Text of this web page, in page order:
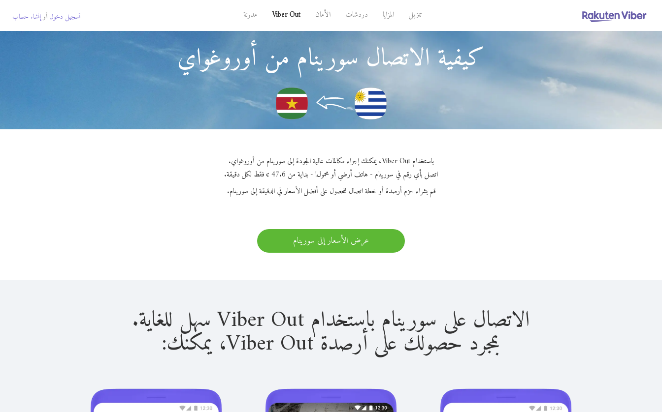
تنزيل المزايا دردشات الأمان Viber Out مدونة تسجيل دخول أوإنشاء حساب
كيفية الاتصال سورينام من أوروغواي
باستخدام Viber Out، يمكنك إجراء مكالمات عالية الجودة إلى سورينام من أوروغواي.
اتصل بأي رقم في سورينام - هاتف أرضي أو محمول! - بداية من 47.6 ¢ فقط لكل دقيقة.
قم بشراء حزم أرصدة أو خطة اتصال للحصول على أفضل الأسعار في الدقيقة إلى سورينام.
عرض الأسعار إلى سورينام
الاتصال على سورينام باستخدام Viber Out سهل للغاية.
بمجرد حصولك على أرصدة Viber Out، يمكنك: